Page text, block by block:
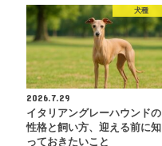
犬種
2026.7.29
イタリアングレーハウンドの
性格と飼い方、迎える前に知
っておきたいこと